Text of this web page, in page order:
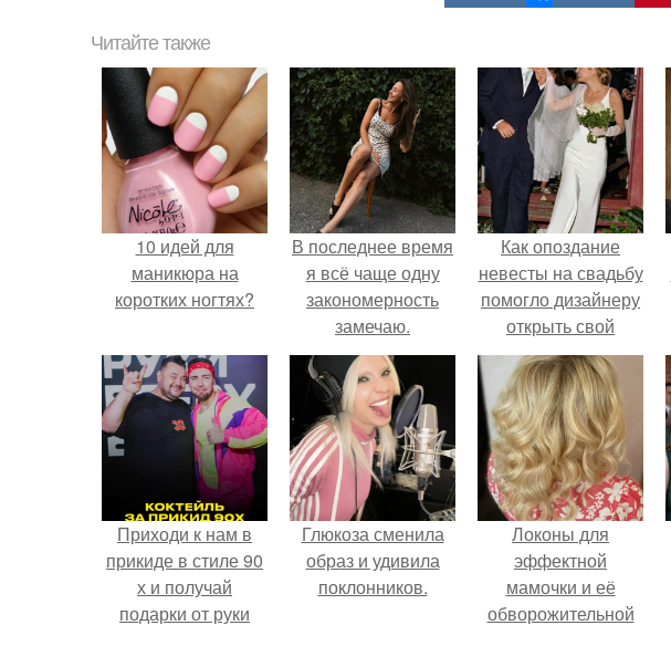
Читайте также
10 идей для
маникюра на
коротких ногтях?
В последнее время
я всё чаще одну
закономерность
замечаю.
Как опоздание
невесты на свадьбу
помогло дизайнеру
открыть свой
бренд.
Приходи к нам в
прикиде в стиле 90
х и получай
подарки от руки
Глюкоза сменила
образ и удивила
поклонников.
Локоны для
эффектной
мамочки и её
обворожительной